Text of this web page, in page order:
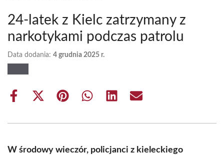
24-latek z Kielc zatrzymany z
narkotykami podczas patrolu
Data dodania: 4 grudnia 2025 r.
Share
Share
(Twitter)
Share Share Share Share
W środowy wieczór, policjanci z kieleckiego